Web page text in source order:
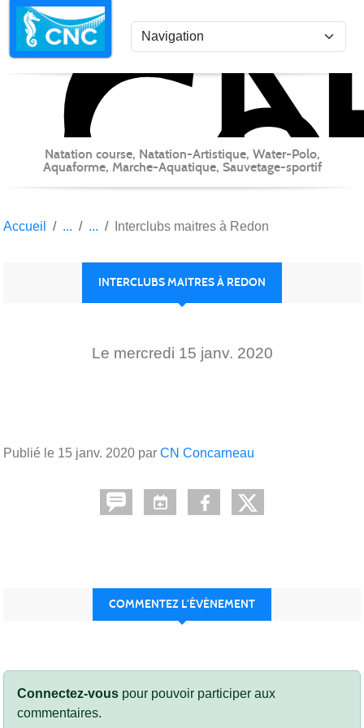
Natation course, Natation-Artistique, Water-Polo,
Aquaforme, Marche-Aquatique, Sauvetage-sportif
Accueil Interclubs maitres à Redon
INTERCLUBS MAITRES À REDON
Le mercredi 15 janv. 2020
Publié le 15 janv. 2020 par CN Concarneau
COMMENTEZ L’ÉVÈNEMENT
Connectez-vous pour pouvoir participer aux
commentaires.
Panneau de gestion des cookies